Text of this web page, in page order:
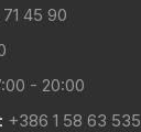
45 90
- 20:00
+386 1 58 63 535